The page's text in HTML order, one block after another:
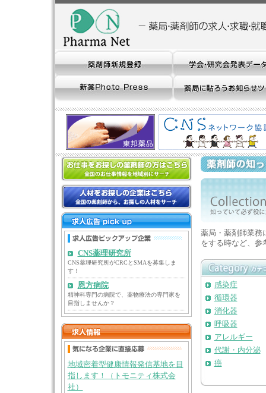
CNS薬理研究所
CNS薬理研究所がCRCとSMAを募集しま
す！
恩方病院
精神科専門の病院で、薬物療法の専門家を
目指しませんか？
地域密着型健康情報発信基地を目
指します！（トモニティ株式会
社）
薬局・薬剤師業務
をする時など、参
感染症
循環器
消化器
呼吸器
アレルギー
代謝・内分泌
癌